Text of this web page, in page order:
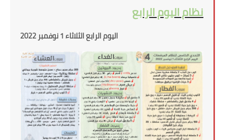
نظام اليوم الرابع
اليوم الرابع الثلاثاء 1 نوفمبر 2022